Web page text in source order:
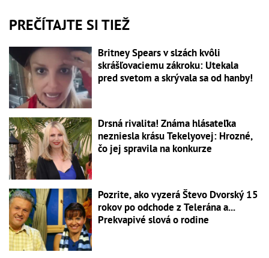
PREČÍTAJTE SI TIEŽ
Britney Spears v slzách kvôli
skrášľovaciemu zákroku: Utekala
pred svetom a skrývala sa od hanby!
Drsná rivalita! Známa hlásateľka
nezniesla krásu Tekelyovej: Hrozné,
čo jej spravila na konkurze
Pozrite, ako vyzerá Števo Dvorský 15
rokov po odchode z Telerána a...
Prekvapivé slová o rodine